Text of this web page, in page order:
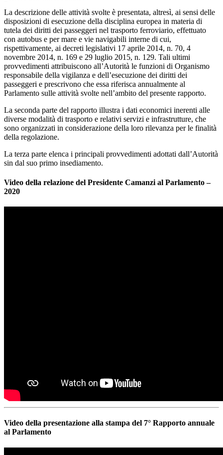
La descrizione delle attività svolte è presentata, altresì, ai sensi delle
disposizioni di esecuzione della disciplina europea in materia di
tutela dei diritti dei passeggeri nel trasporto ferroviario, effettuato
con autobus e per mare e vie navigabili interne di cui,
rispettivamente, ai decreti legislativi 17 aprile 2014, n. 70, 4
novembre 2014, n. 169 e 29 luglio 2015, n. 129. Tali ultimi
provvedimenti attribuiscono all’Autorità le funzioni di Organismo
responsabile della vigilanza e dell’esecuzione dei diritti dei
passeggeri e prescrivono che essa riferisca annualmente al
Parlamento sulle attività svolte nell’ambito del presente rapporto.
La seconda parte del rapporto illustra i dati economici inerenti alle
diverse modalità di trasporto e relativi servizi e infrastrutture, che
sono organizzati in considerazione della loro rilevanza per le finalità
della regolazione.
La terza parte elenca i principali provvedimenti adottati dall’Autorità
sin dal suo primo insediamento.
Video della relazione del Presidente Camanzi al Parlamento –
2020
Video della presentazione alla stampa del 7° Rapporto annuale
al Parlamento